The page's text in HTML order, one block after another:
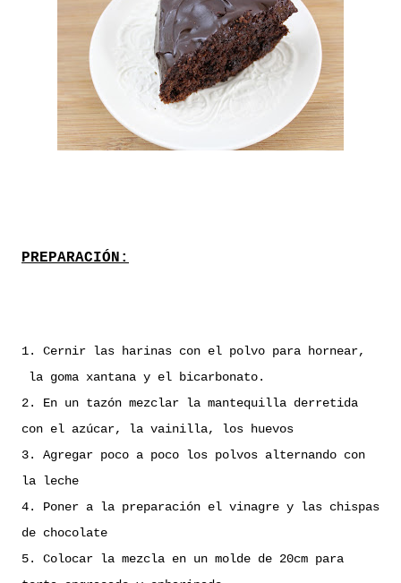
PREPARACIÓN:
1. Cernir las harinas con el polvo para hornear,
la goma xantana y el bicarbonato.
2. En un tazón mezclar la mantequilla derretida
con el azúcar, la vainilla, los huevos
3. Agregar poco a poco los polvos alternando con
la leche
4. Poner a la preparación el vinagre y las chispas
de chocolate
5. Colocar la mezcla en un molde de 20cm para